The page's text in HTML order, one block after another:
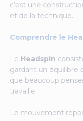
c’est une
et de la technique.
Comprendre le
Le Headspin
gardant un équilibre
que beaucoup
travaille.
Le mouvement